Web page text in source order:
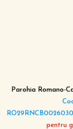
Parohia Romano-
pentru